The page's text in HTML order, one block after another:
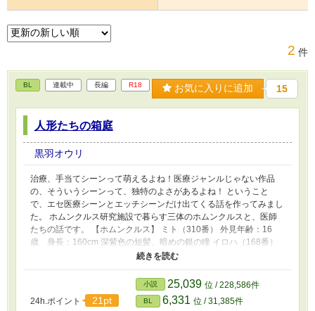
2 件
BL 連載中 長編 R18 お気に入りに追加 15
人形たちの箱庭
黒羽オウリ
治療、手当てシーンって萌えるよね！医療ジャンルじゃない作品
の、そういうシーンって、独特のよさがあるよね！ ということ
で、エセ医療シーンとエッチシーンだけ出てくる話を作ってみまし
た。 ホムンクルス研究施設で暮らす三体のホムンクルスと、医師
たちの話です。 【ホムンクルス】 ミト（310番） 外見年齢：16
歳 身長：160cm 深紫色の短髪、暗めの銀の瞳 イロハ（168番）
外見年齢：18歳 身長：165cm 青みがかったセンター分けの髪、
157cm 薄紫のウェーブヘア、明るい銀の瞳 【医師】 夜凍（やと
う）主治医 年齢：30代後半 身長：175cm 茶色い短髪 静月（しづ
き）精神科医 年齢：30代前半 身長：185cm アッシュゴールドの
24h.ポイント 21pt
小説 25,039 位 / 228,586件
BL 6,331 位 / 31,385件